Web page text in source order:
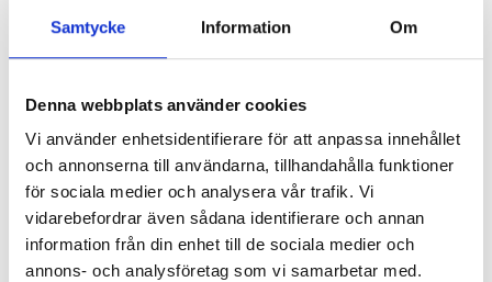
Samtycke Information Om
Denna webbplats använder cookies
Vi använder enhetsidentifierare för att anpassa innehållet
och annonserna till användarna, tillhandahålla funktioner
för sociala medier och analysera vår trafik. Vi
vidarebefordrar även sådana identifierare och annan
information från din enhet till de sociala medier och
annons- och analysföretag som vi samarbetar med.
VENTILATIONSBÖJ 45° 125MM
Pris
85,00 kr